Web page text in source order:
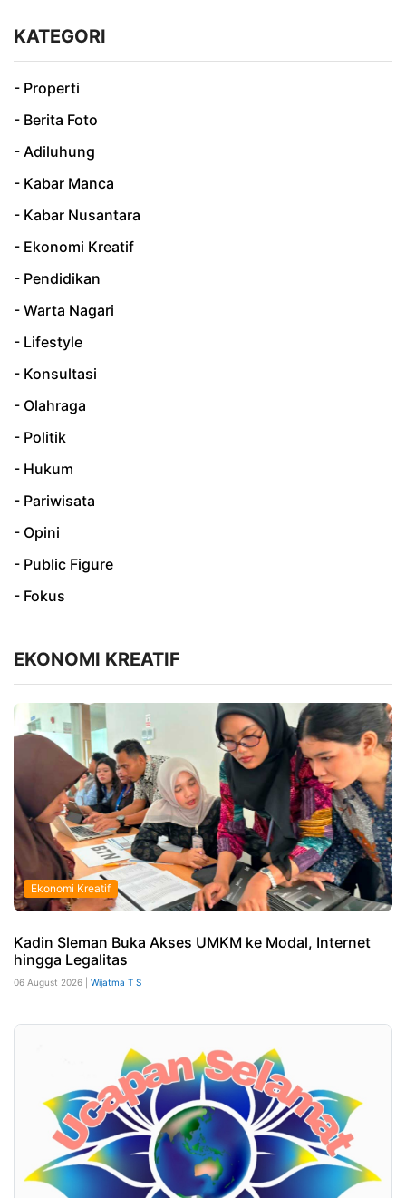
KATEGORI
- Properti
- Berita Foto
- Adiluhung
- Kabar Manca
- Kabar Nusantara
- Ekonomi Kreatif
- Pendidikan
- Warta Nagari
- Lifestyle
- Konsultasi
- Olahraga
- Politik
- Hukum
- Pariwisata
- Opini
- Public Figure
- Fokus
EKONOMI KREATIF
Ekonomi Kreatif
Kadin Sleman Buka Akses UMKM ke Modal, Internet
hingga Legalitas
06 August 2026 | Wijatma T S